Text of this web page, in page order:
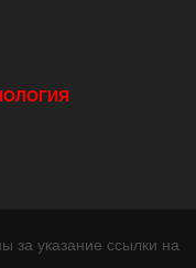
за указание ссылки на